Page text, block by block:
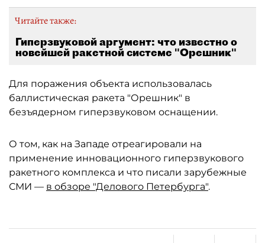
Читайте также:
Гиперзвуковой аргумент: что известно о
новейшей ракетной системе "Орешник"
Для поражения объекта использовалась
баллистическая ракета "Орешник" в
безъядерном гиперзвуковом оснащении.
О том, как на Западе отреагировали на
применение инновационного гиперзвукового
ракетного комплекса и что писали зарубежные
СМИ — в обзоре "Делового Петербурга".